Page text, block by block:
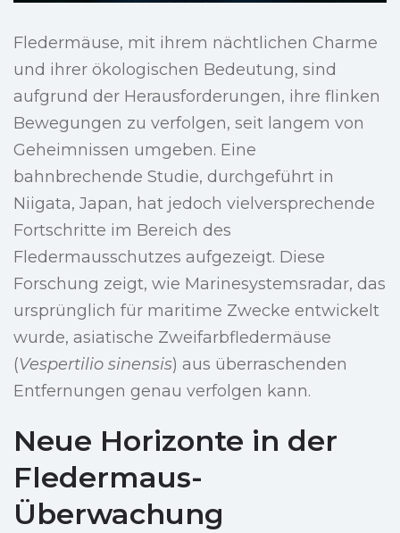
Fledermäuse, mit ihrem nächtlichen Charme
und ihrer ökologischen Bedeutung, sind
aufgrund der Herausforderungen, ihre flinken
Bewegungen zu verfolgen, seit langem von
Geheimnissen umgeben. Eine
bahnbrechende Studie, durchgeführt in
Niigata, Japan, hat jedoch vielversprechende
Fortschritte im Bereich des
Fledermausschutzes aufgezeigt. Diese
Forschung zeigt, wie Marinesystemsradar, das
ursprünglich für maritime Zwecke entwickelt
wurde, asiatische Zweifarbfledermäuse
(Vespertilio sinensis) aus überraschenden
Entfernungen genau verfolgen kann.
Neue Horizonte in der
Fledermaus-
Überwachung